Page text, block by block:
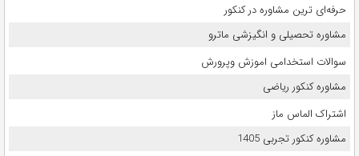
حرفه‌ای ترین مشاوره در کنکور
مشاوره تحصیلی و انگیزشی ماترو
سوالات استخدامی اموزش وپرورش
مشاوره کنکور ریاضی
اشتراک الماس ماز
مشاوره کنکور تجربی 1405